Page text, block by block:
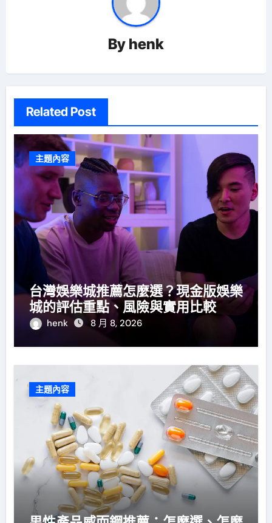
By henk
Related Post
主題內容
台灣娛樂城推薦怎麼選？現金版娛樂
城的評估重點、風險與實用比較
henk 8 月 8, 2026
主題內容